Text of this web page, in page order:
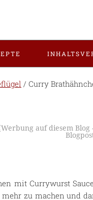
/ Curry
auf diesem
mit Currywurst
mehr zu machen und